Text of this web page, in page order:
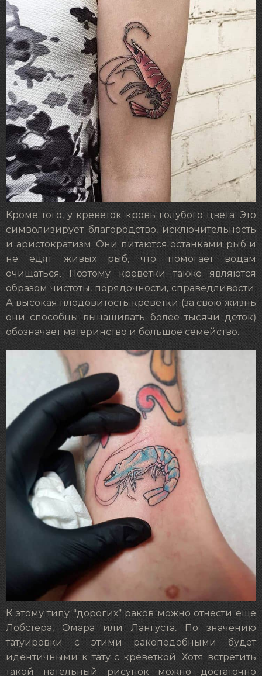
Кроме того, у креветок кровь голубого цвета. Это
символизирует благородство, исключительность
и аристократизм. Они питаются останками рыб и
не едят живых рыб, что помогает водам
очищаться. Поэтому креветки также являются
образомчистоты, порядочности, справедливости.
А высокая плодовитость креветки (за свою жизнь
они способны вынашивать более тысячи деток)
обозначает материнство и большое семейство.
К этому типу “дорогих” раков можно отнести еще
Лобстера, Омара или Лангуста. По значению
татуировки с этими ракоподобными будет
идентичными к тату с креветкой. Хотя встретить
такой нательный рисунок можно достаточно